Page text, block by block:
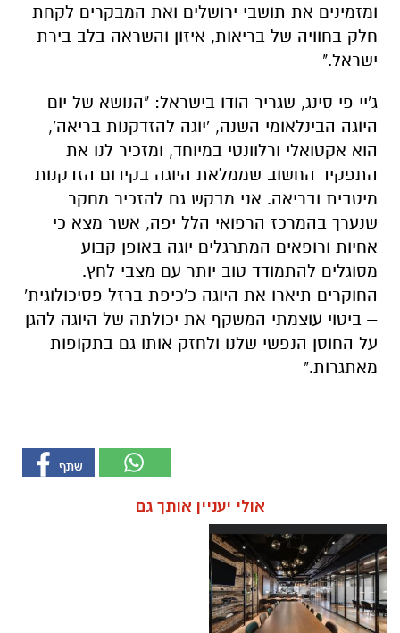
ומזמינים את תושבי ירושלים ואת המבקרים לקחת
חלק בחוויה של בריאות, איזון והשראה בלב בירת
ישראל."
ג'יי פי סינג, שגריר הודו בישראל: "הנושא של יום
היוגה הבינלאומי השנה, 'יוגה להזדקנות בריאה',
הוא אקטואלי ורלוונטי במיוחד, ומזכיר לנו את
התפקיד החשוב שממלאת היוגה בקידום הזדקנות
מיטבית ובריאה. אני מבקש גם להזכיר מחקר
שנערך בהמרכז הרפואי הלל יפה, אשר מצא כי
אחיות ורופאים המתרגלים יוגה באופן קבוע
מסוגלים להתמודד טוב יותר עם מצבי לחץ.
החוקרים תיארו את היוגה כ'כיפת ברזל פסיכולוגית'
– ביטוי עוצמתי המשקף את יכולתה של היוגה להגן
על החוסן הנפשי שלנו ולחזק אותו גם בתקופות
מאתגרות."
אולי יעניין אותך גם